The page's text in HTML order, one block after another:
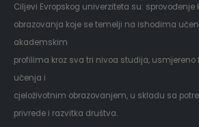
Ciljevi Evropskog univerziteta su:
obrazovanja koje se temelji na ishodima
akademskim
profilima kroz sva tri nivoa studija,
učenja i
cjeloživotnim obrazovanjem, u skladu sa
privrede i razvitka društva.